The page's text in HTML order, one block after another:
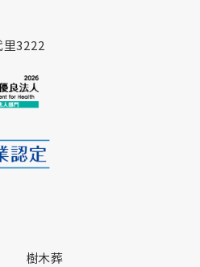
3222
樹木葬